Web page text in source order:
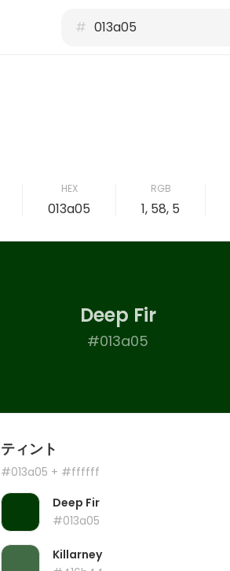
#
HEX
013a05
RGB
1, 58, 5
Deep Fir
#013a05
ティント
#013a05 + #ffffff
Deep Fir
#013a05
Killarney